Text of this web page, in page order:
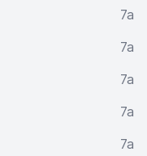
7a
7a
7a
7a
7a